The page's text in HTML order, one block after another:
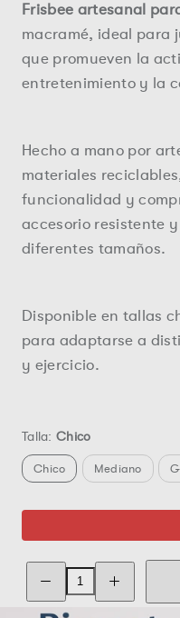
Frisbee artesanal
macramé, ideal para
que promueven la
entretenimiento y la
Hecho a mano por
materiales
funcionalidad y
accesorio resistente
diferentes tamaños.
Disponible en tallas
para adaptarse a
y ejercicio.
Talla: Chico
Chico Mediano
Reducir
la
cantidad
de
la
cantidad